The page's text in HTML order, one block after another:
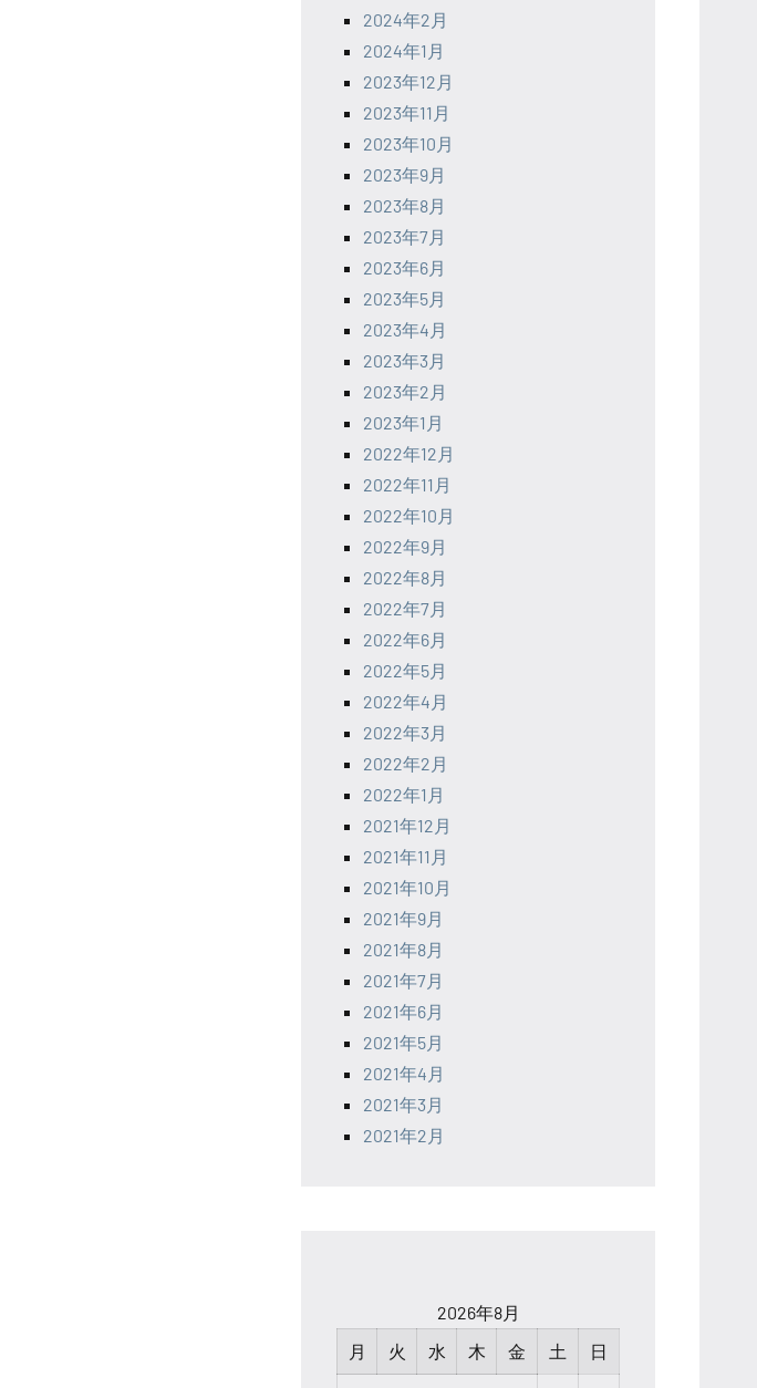
2024年2月
2024年1月
2023年12月
2023年11月
2023年10月
2023年9月
2023年8月
2023年7月
2023年6月
2023年5月
2023年4月
2023年3月
2023年2月
2023年1月
2022年12月
2022年11月
2022年10月
2022年9月
2022年8月
2022年7月
2022年6月
2022年5月
2022年4月
2022年3月
2022年2月
2022年1月
2021年12月
2021年11月
2021年10月
2021年9月
2021年8月
2021年7月
2021年6月
2021年5月
2021年4月
2021年3月
2021年2月
2026年8月
月
火 水 木 金 土 日